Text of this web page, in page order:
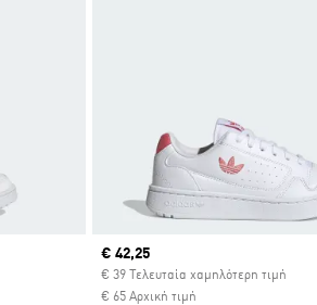
Current price
€ 42,25
€ 39 Τελευταία χαμηλότερη τιμή
€ 65 Αρχική τιμή